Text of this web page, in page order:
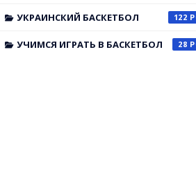
УКРАИНСКИЙ БАСКЕТБОЛ 122
УЧИМСЯ ИГРАТЬ В БАСКЕТБОЛ 28